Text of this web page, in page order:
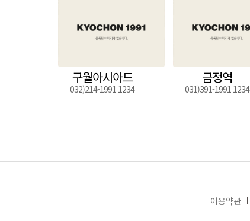
구월아시아드
032)214-1991 1234
금정역
031)391-1991 1234
이용약관